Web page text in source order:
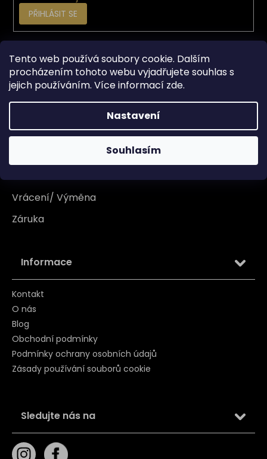
Tento web používá soubory cookie. Dalším
procházením tohoto webu vyjadřujete souhlas s
jejich používáním. Více informací zde.
Nastavení
Souhlasím
PŘIHLÁSIT SE
Vše o nákupu
Doprava
Platba
Vrácení/ Výměna
Záruka
Informace
Kontakt
O nás
Blog
Obchodní podmínky
Podmínky ochrany osobních údajů
Zásady používání souborů cookie
Sledujte nás na